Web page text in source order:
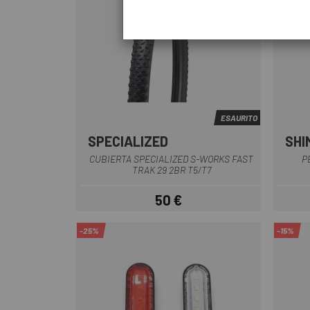
ESAURITO
SPECIALIZED
CUBIERTA SPECIALIZED S-WORKS FAST
TRAK 29 2BR T5/T7
Prezzo
50 €
-25% -15%